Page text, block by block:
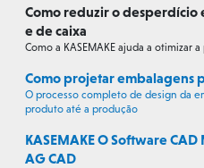
Como reduzir o desperdício
e de caixa
Como a KASEMAKE ajuda a otimizar
Como projetar embalagens
O processo completo de design da
produto até a produção
KASEMAKE O Software
AG CAD